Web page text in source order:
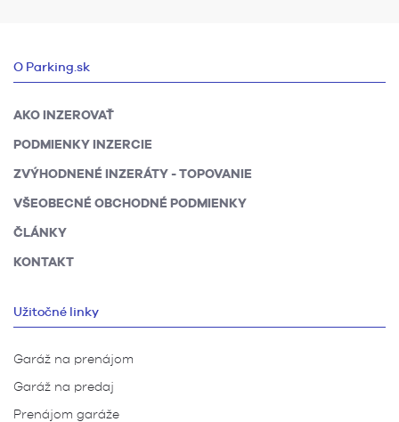
O Parking.sk
AKO INZEROVAŤ
PODMIENKY INZERCIE
ZVÝHODNENÉ INZERÁTY - TOPOVANIE
VŠEOBECNÉ OBCHODNÉ PODMIENKY
ČLÁNKY
KONTAKT
Užitočné linky
Garáž na prenájom
Garáž na predaj
Prenájom garáže